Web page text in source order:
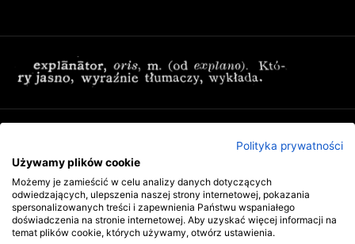
Polityka prywatności
Używamy plików cookie
Możemy je zamieścić w celu analizy danych dotyczących
odwiedzających, ulepszenia naszej strony internetowej, pokazania
spersonalizowanych treści i zapewnienia Państwu wspaniałego
doświadczenia na stronie internetowej. Aby uzyskać więcej informacji na
temat plików cookie, których używamy, otwórz ustawienia.